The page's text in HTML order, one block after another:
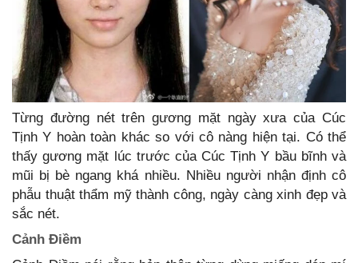
Từng đường nét trên gương mặt ngày xưa của Cúc
Tịnh Y hoàn toàn khác so với cô nàng hiện tại. Có thể
thấy gương mặt lúc trước của Cúc Tịnh Y bầu bĩnh và
mũi bị bè ngang khá nhiều. Nhiều người nhận định cô
phẫu thuật thẩm mỹ thành công, ngày càng xinh đẹp và
sắc nét.
Cảnh Điềm